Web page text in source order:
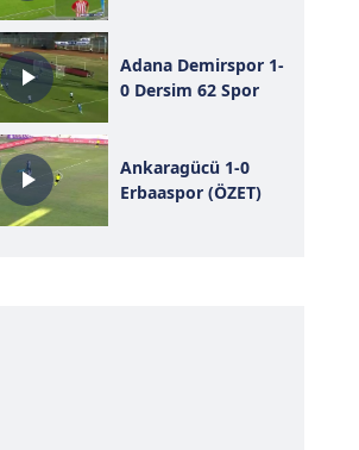
Adana Demirspor 1-
0 Dersim 62 Spor
Ankaragücü 1-0
Erbaaspor (ÖZET)